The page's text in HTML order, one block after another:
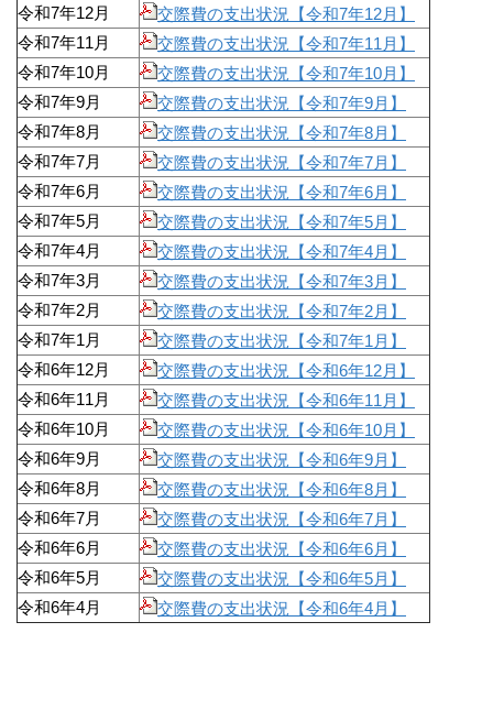
令和7年12月
交際費の支出状況【令和7年12月】
令和7年11月
交際費の支出状況【令和7年11月】
令和7年10月
交際費の支出状況【令和7年10月】
令和7年9月
交際費の支出状況【令和7年9月】
令和7年8月
交際費の支出状況【令和7年8月】
令和7年7月
交際費の支出状況【令和7年7月】
令和7年6月
交際費の支出状況【令和7年6月】
令和7年5月
交際費の支出状況【令和7年5月】
令和7年4月
交際費の支出状況【令和7年4月】
令和7年3月
交際費の支出状況【令和7年3月】
令和7年2月
交際費の支出状況【令和7年2月】
令和7年1月
交際費の支出状況【令和7年1月】
令和6年12月
交際費の支出状況【令和6年12月】
令和6年11月
交際費の支出状況【令和6年11月】
令和6年10月
交際費の支出状況【令和6年10月】
令和6年9月
交際費の支出状況【令和6年9月】
令和6年8月
交際費の支出状況【令和6年8月】
令和6年7月
交際費の支出状況【令和6年7月】
令和6年6月
交際費の支出状況【令和6年6月】
令和6年5月
交際費の支出状況【令和6年5月】
令和6年4月
交際費の支出状況【令和6年4月】